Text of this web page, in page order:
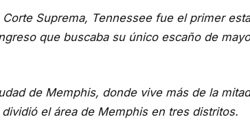
Suprema, Tennessee fue el primer
que buscaba su único escaño de
de Memphis, donde vive más de la
el área de Memphis en tres distritos.